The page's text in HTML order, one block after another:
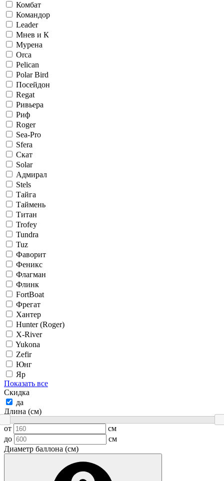
Комбат
Командор
Leader
Мнев и К
Мурена
Orca
Pelican
Polar Bird
Посейдон
Regat
Ривьера
Риф
Roger
Sea-Pro
Sfera
Скат
Solar
Адмирал
Stels
Тайга
Таймень
Титан
Trofey
Tundra
Tuz
Фаворит
Феникс
Флагман
Флинк
FortBoat
Фрегат
Хантер
Hunter (Roger)
X-River
Yukona
Zefir
Юнг
Яр
Показать все
Скидка
да
Длина (см)
от
см
до
см
Диаметр баллона (см)